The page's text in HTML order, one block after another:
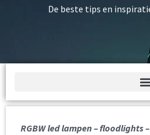
De beste tips en
RGBW led lampen – floodlights